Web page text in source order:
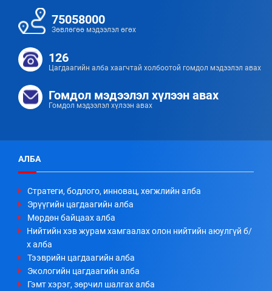
75058000
Зөвлөгөө мэдээлэл өгөх
126
Цагдаагийн алба хаагчтай холбоотой гомдол мэдээлэл авах
Гомдол мэдээлэл хүлээн авах
Гомдол мэдээлэл хүлээн авах
АЛБА
Стратеги, бодлого, инновац, хөгжлийн алба
Эрүүгийн цагдаагийн алба
Мөрдөн байцаах алба
Нийтийн хэв журам хамгаалах олон нийтийн аюулгүй б/
х алба
Тээврийн цагдаагийн алба
Экологийн цагдаагийн алба
Гэмт хэрэг, зөрчил шалгах алба